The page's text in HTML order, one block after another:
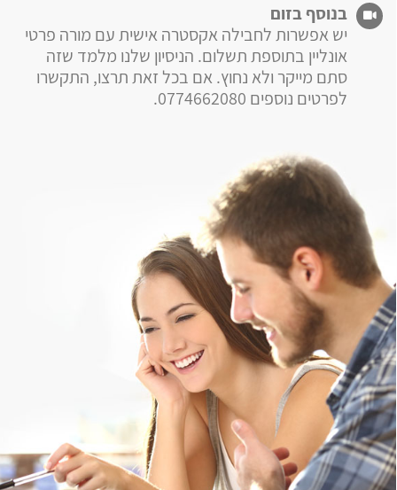
בנוסף בזום
יש אפשרות לחבילה אקסטרה אישית עם מורה פרטי
אונליין בתוספת תשלום. הניסיון שלנו מלמד שזה
סתם מייקר ולא נחוץ. אם בכל זאת תרצו, התקשרו
לפרטים נוספים 0774662080.